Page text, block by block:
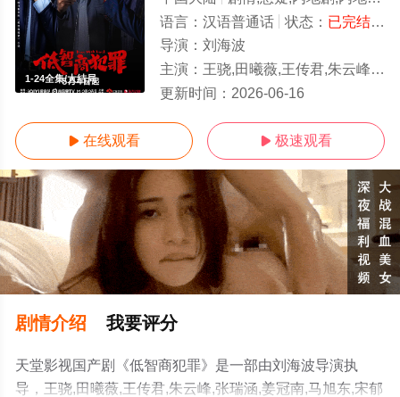
1-24全集/大结局
语言： 汉语普通话 状态： 已完结- 免
导演： 刘海波
主演： 王骁,田曦薇,王传君,朱云峰,张瑞涵,姜冠南,马旭东,宋郁河,董宝石,雷佳音,扈耀之,张哲华,詹鑫,谭希和,任程伟,白志迪,赵
更新时间： 2026-06-16
 在线观看  极速观看
剧情介绍 我要评分
天堂影视国产剧《低智商犯罪》是一部由刘海波导演执
导，王骁,田曦薇,王传君,朱云峰,张瑞涵,姜冠南,马旭东,宋郁